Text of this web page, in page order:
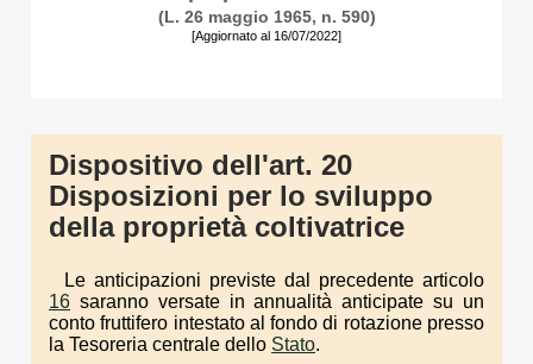
(L. 26 maggio 1965, n. 590)
[Aggiornato al 16/07/2022]
Dispositivo dell'art. 20
Disposizioni per lo sviluppo
della proprietà coltivatrice
Le anticipazioni previste dal precedente articolo
16 saranno versate in annualità anticipate su un
conto fruttifero intestato al fondo di rotazione presso
la Tesoreria centrale dello Stato.